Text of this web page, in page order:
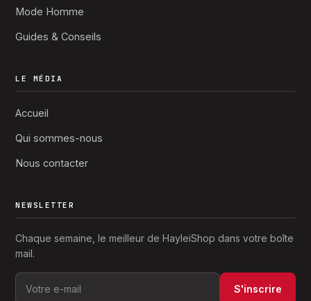
Mode Homme
Guides & Conseils
LE MÉDIA
Accueil
Qui sommes-nous
Nous contacter
NEWSLETTER
Chaque semaine, le meilleur de HayleiShop dans votre boîte
mail.
S'inscrire